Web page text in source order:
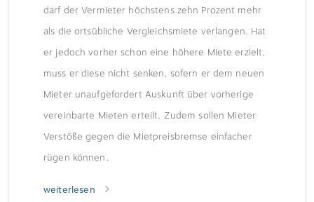
darf der Vermieter höchstens zehn Prozent mehr
als die ortsübliche Vergleichsmiete verlangen. Hat
er jedoch vorher schon eine höhere Miete erzielt,
muss er diese nicht senken, sofern er dem neuen
Mieter unaufgefordert Auskunft über vorherige
vereinbarte Mieten erteilt. Zudem sollen Mieter
Verstöße gegen die Mietpreisbremse einfacher
rügen können.
weiterlesen